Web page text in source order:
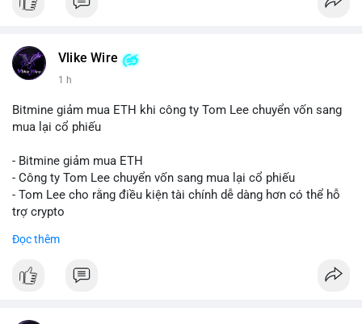
Vlike Wire
1 h
Bitmine giảm mua ETH khi công ty Tom Lee chuyển vốn sang
mua lại cổ phiếu
- Bitmine giảm mua ETH
- Công ty Tom Lee chuyển vốn sang mua lại cổ phiếu
- Tom Lee cho rằng điều kiện tài chính dễ dàng hơn có thể hỗ
trợ crypto
nghỉ tháng 8
#binancesquare
Đọc thêm